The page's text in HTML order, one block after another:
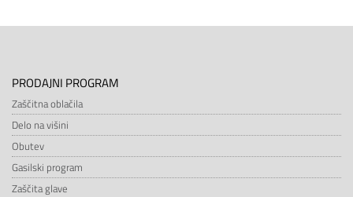
PRODAJNI PROGRAM
Zaščitna oblačila
Delo na višini
Obutev
Gasilski program
Zaščita glave